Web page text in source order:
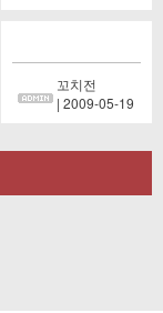
꼬치전
| 2009-05-19